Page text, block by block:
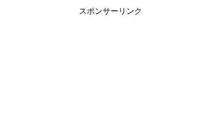
スポンサーリンク